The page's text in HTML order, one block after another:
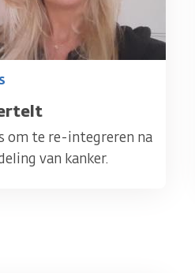
om te re-integreren na
van kanker.